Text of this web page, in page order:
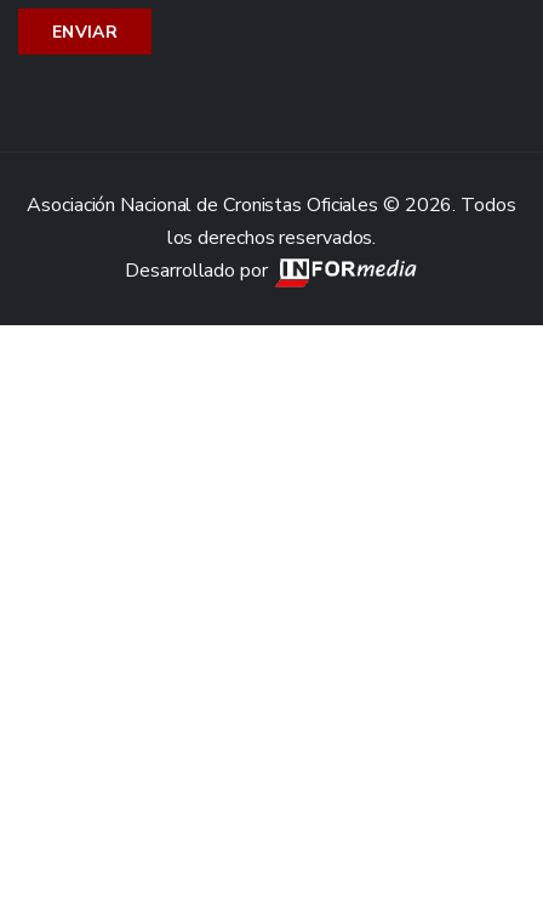
Asociación Nacional de Cronistas Oficiales © 2026. Todos
los derechos reservados.
Desarrollado por